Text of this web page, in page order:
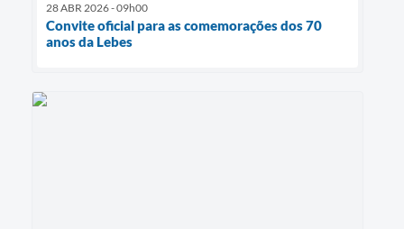
28 ABR 2026 - 09h00
Convite oficial para as comemorações dos 70
anos da Lebes